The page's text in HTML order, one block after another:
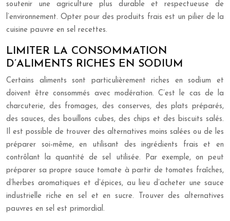
soutenir une agriculture plus durable et respectueuse de
l’environnement. Opter pour des produits frais est un pilier de la
cuisine pauvre en sel recettes.
LIMITER LA CONSOMMATION
D’ALIMENTS RICHES EN SODIUM
Certains aliments sont particulièrement riches en sodium et
doivent être consommés avec modération. C’est le cas de la
charcuterie, des fromages, des conserves, des plats préparés,
des sauces, des bouillons cubes, des chips et des biscuits salés.
Il est possible de trouver des alternatives moins salées ou de les
préparer soi-même, en utilisant des ingrédients frais et en
contrôlant la quantité de sel utilisée. Par exemple, on peut
préparer sa propre sauce tomate à partir de tomates fraîches,
d’herbes aromatiques et d’épices, au lieu d’acheter une sauce
industrielle riche en sel et en sucre. Trouver des alternatives
pauvres en sel est primordial.